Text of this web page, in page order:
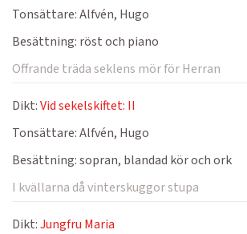
Tonsättare:Alfvén, Hugo
Besättning: röst och piano
Offrande träda seklens mör för Herran
Dikt:Vid sekelskiftet: II
Tonsättare:Alfvén, Hugo
Besättning:sopran, blandad kör och ork
I kvällarna då vinterskuggor stupa
Dikt:Jungfru Maria